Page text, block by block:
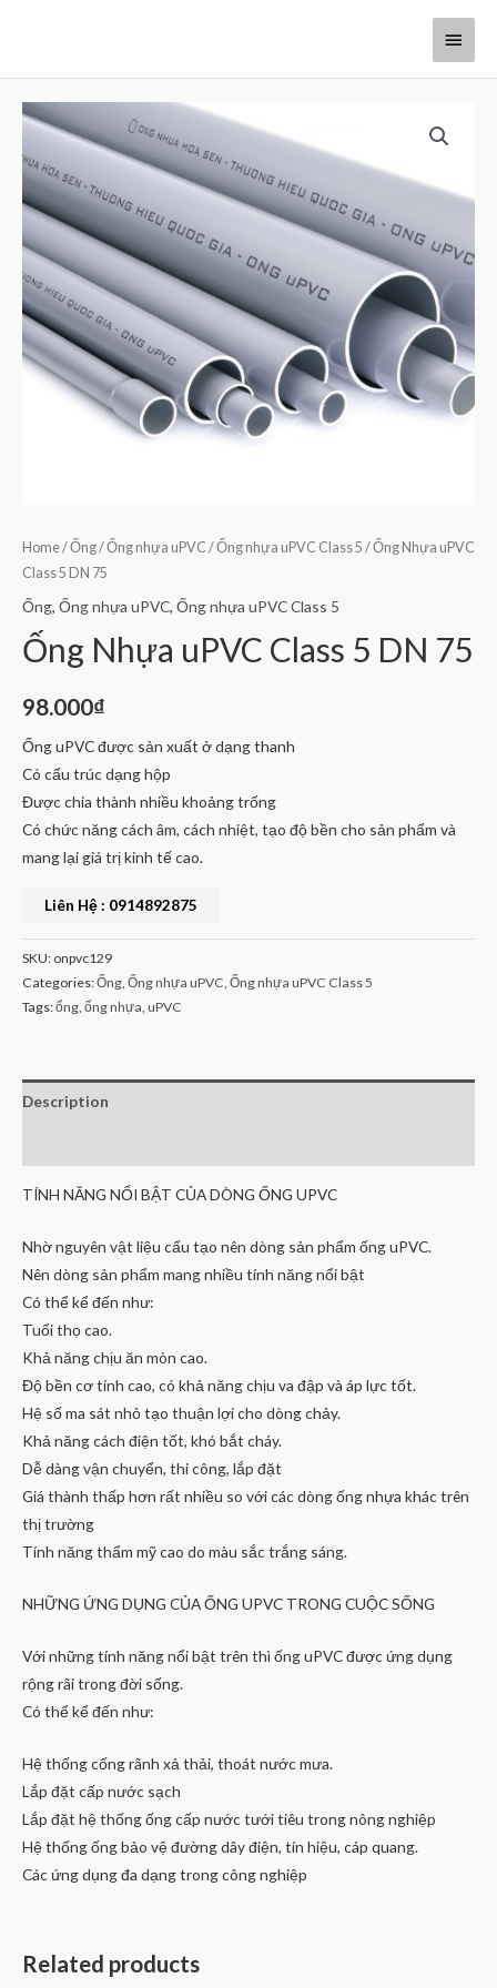
Home/Ống/Ống nhựa uPVC /Ống nhựa uPVC Class 5 / Ống Nhựa uPVC
Class 5 DN 75
Ống, Ống nhựa uPVC, Ống nhựa uPVC Class 5
Ống Nhựa uPVC Class 5 DN 75
98.000₫
Ống uPVC được sản xuất ở dạng thanh
Có cấu trúc dạng hộp
Được chia thành nhiều khoảng trống
Có chức năng cách âm, cách nhiệt, tạo độ bền cho sản phẩm và
mang lại giá trị kinh tế cao.
Liên Hệ : 0914892875
SKU: onpvc129
Categories:Ống Ống nhựa uPVC Ống nhựa uPVC Class 5
Tags:ống ống nhựa uPVC
Description
TÍNH NĂNG NỔI BẬT CỦA DÒNG ỐNG UPVC
Nhờ nguyên vật liệu cấu tạo nên dòng sản phẩm ống uPVC.
Nên dòng sản phẩm mang nhiều tính năng nổi bật
Có thể kể đến như:
Tuổi thọ cao.
Khả năng chịu ăn mòn cao.
Độ bền cơ tính cao, có khả năng chịu va đập và áp lực tốt.
Hệ số ma sát nhỏ tạo thuận lợi cho dòng chảy.
Khả năng cách điện tốt, khó bắt cháy.
Dễ dàng vận chuyển, thi công, lắp đặt
Giá thành thấp hơn rất nhiều so với các dòng ống nhựa khác trên
thị trường
Tính năng thẩm mỹ cao do màu sắc trắng sáng.
NHỮNG ỨNG DỤNG CỦA ỐNG UPVC TRONG CUỘC SỐNG
Với những tính năng nổi bật trên thì ống uPVC được ứng dụng
rộng rãi trong đời sống.
Có thể kể đến như:
Hệ thống cống rãnh xả thải, thoát nước mưa.
Lắp đặt cấp nước sạch
Lắp đặt hệ thống ống cấp nước tưới tiêu trong nông nghiệp
Hệ thống ống bảo vệ đường dây điện, tín hiệu, cáp quang.
Các ứng dụng đa dạng trong công nghiệp
Related products